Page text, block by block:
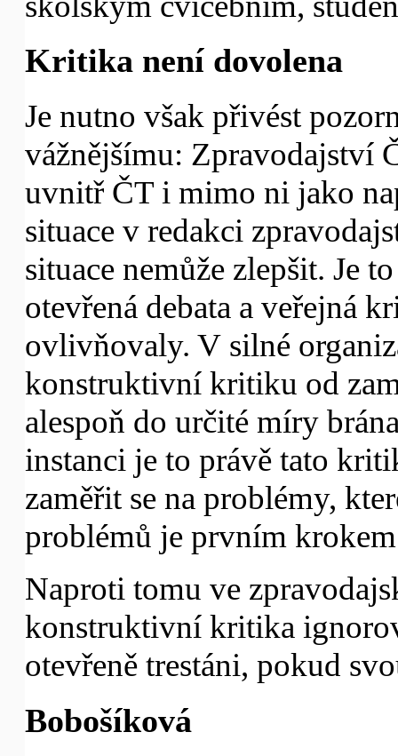
Kritika není dovolena
Je nutno však přivést
vážnějšímu: Zpravodajství
uvnitř ČT i mimo ni jako
situace v redakci
situace nemůže zlepšit. Je
otevřená debata a veřejná
ovlivňovaly. V silné
konstruktivní kritiku od
alespoň do určité míry
instanci je to právě tato
zaměřit se na problémy,
problémů je prvním
Naproti tomu ve
konstruktivní kritika
otevřeně trestáni, pokud
Bobošíková